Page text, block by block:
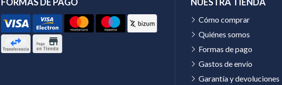
Cómo comprar
Quiénes somos
Formas de pago
Gastos de envío
Garantía y devoluciones